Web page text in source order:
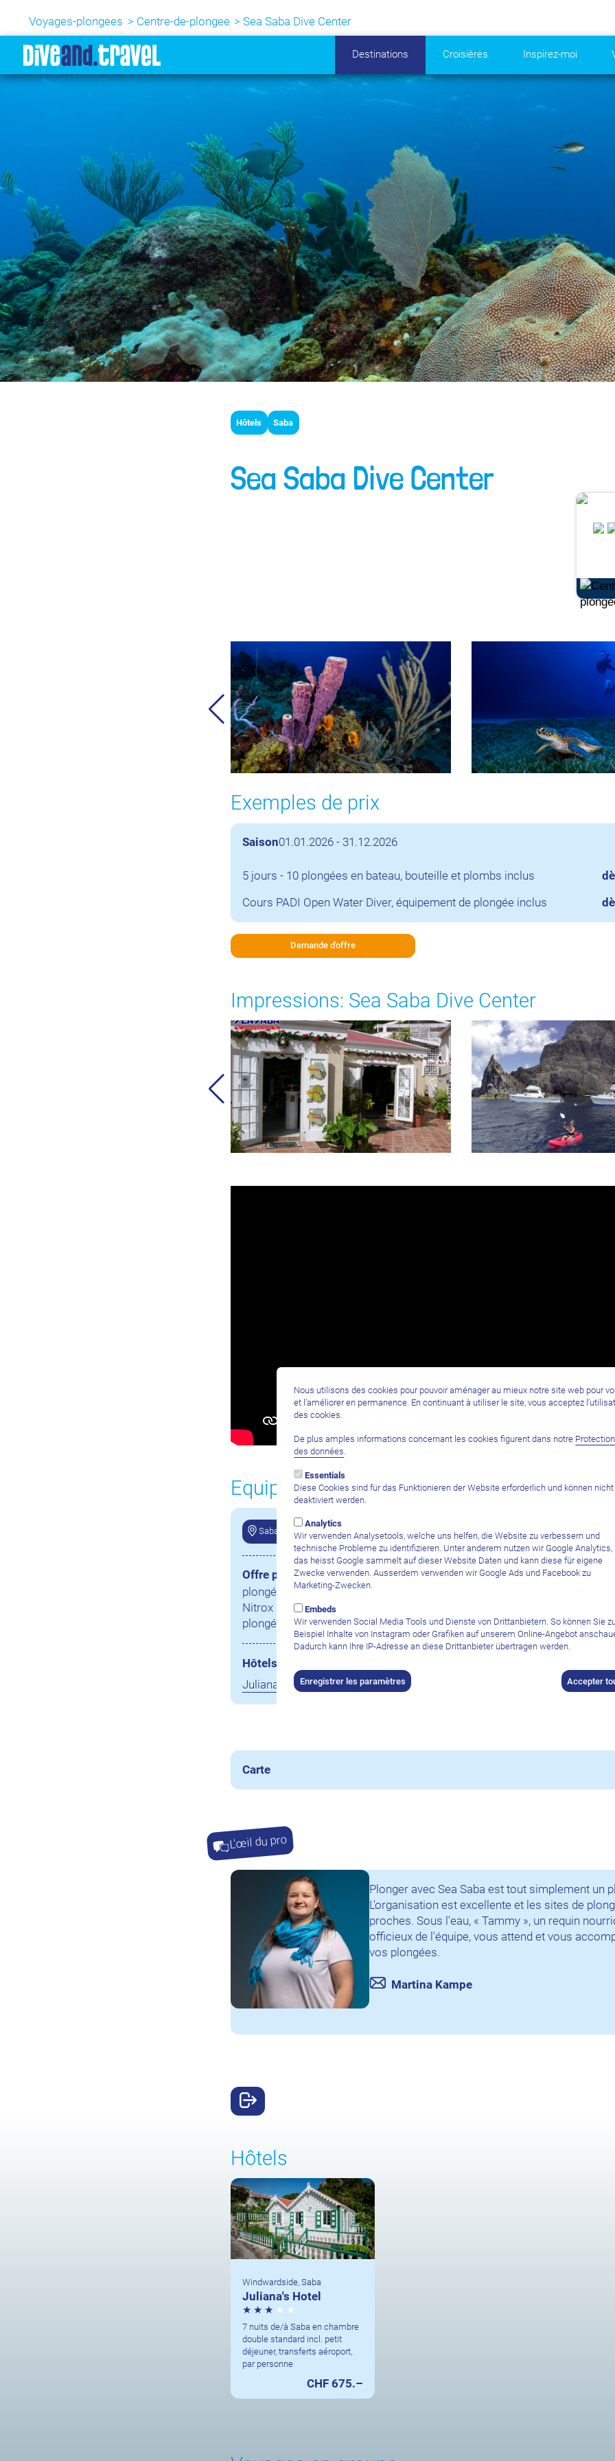
Voyages-plongees Centre-de-plongee Sea Saba Dive Center
Destinations Croisières Inspirez-moi
Hôtels Saba
Sea Saba Dive Center
Exemples de prix
Saison01.01.2026 - 31.12.2026
5 jours - 10 plongées en bateau, bouteille et plombs inclus
Cours PADI Open Water Diver, équipement de plongée inclus
Demande d'offre
Impressions: Sea Saba Dive Center
Equipement & Détails
Saba
Offre plongée
plongée en bateau
Nitrox
plongée Tek
Cours de plongée
Nombre de
Hôtels recommandés
Juliana's Hotel
Carte
L'œil du pro
Plonger avec Sea Saba est tout simplement un
L'organisation est excellente et les sites de
proches. Sous l'eau, « Tammy », un requin
officieux de l'équipe, vous attend et vous
vos plongées.
Martina Kampe
Hôtels
Windwardside, Saba
Juliana's Hotel
7 nuits de/à Saba en chambre
double standard incl. petit
déjeuner, transferts aéroport,
par personne
CHF 675.–
Nous utilisons des cookies pour pouvoir aménager au mieux notre site web pour
et l’améliorer en permanence. En continuant à utiliser le site, vous acceptez
des cookies.
De plus amples informations concernant les cookies figurent dans notre Protection
des données
Essentials
Diese Cookies sind für das Funktionieren der Website erforderlich und können nicht
deaktiviert werden.
Analytics
Wir verwenden Analysetools, welche uns helfen, die Website zu verbessern und
technische Probleme zu identifizieren. Unter anderem nutzen wir Google Analytics,
das heisst Google sammelt auf dieser Website Daten und kann diese für eigene
Zwecke verwenden. Ausserdem verwenden wir Google Ads und Facebook zu
Marketing-Zwecken.
Embeds
Wir verwenden Social Media Tools und Dienste von Drittanbietern. So können Sie
Beispiel Inhalte von Instagram oder Grafiken auf unserem Online-Angebot
Dadurch kann Ihre IP-Adresse an diese Drittanbieter übertragen werden.
Enregistrer les paramètres Accepter